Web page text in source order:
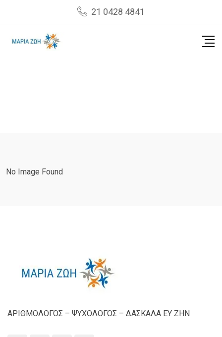
21 0428 4841
No Image Found
ΑΡΙΘΜΟΛΟΓΟΣ – ΨΥΧΟΛΟΓΟΣ – ΔΑΣΚΑΛΑ ΕΥ ΖΗΝ